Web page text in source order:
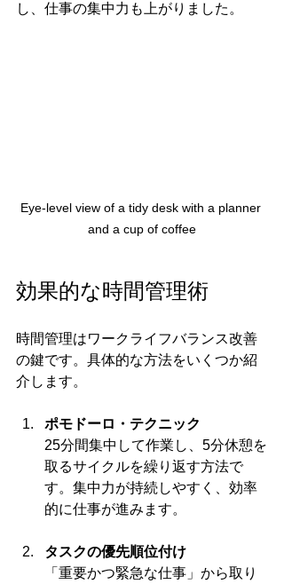
し、仕事の集中力も上がりました。
Eye-level view of a tidy desk with a planner
and a cup of coffee
効果的な時間管理術
時間管理はワークライフバランス改善
の鍵です。具体的な方法をいくつか紹
介します。
ポモドーロ・テクニック
25分間集中して作業し、5分休憩を
取るサイクルを繰り返す方法で
す。集中力が持続しやすく、効率
的に仕事が進みます。
タスクの優先順位付け
「重要かつ緊急な仕事」から取り